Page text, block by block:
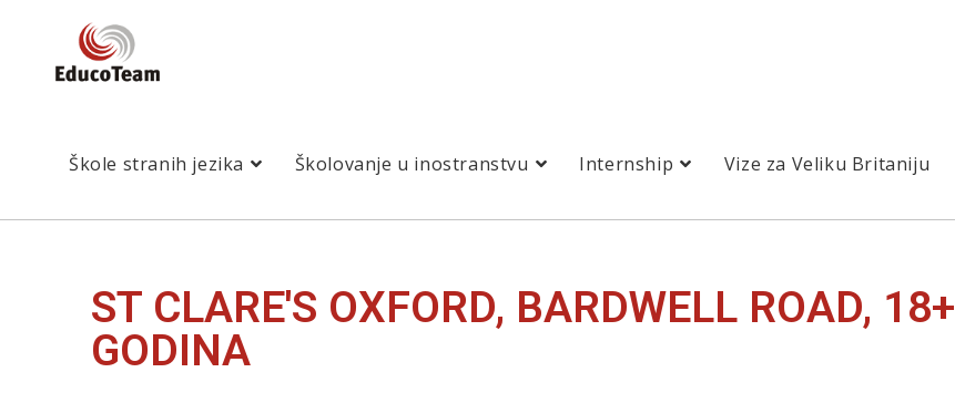
Škole stranih jezika Školovanje u inostranstvu Internship Vize za Veliku Britaniju
ST CLARE'S OXFORD, BARDWELL ROAD, 18+
GODINA